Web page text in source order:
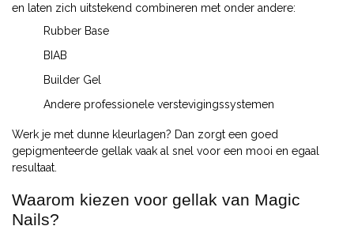
en laten zich uitstekend combineren met onder andere:
Rubber Base
BIAB
Builder Gel
Andere professionele verstevigingssystemen
Werk je met dunne kleurlagen? Dan zorgt een goed
gepigmenteerde gellak vaak al snel voor een mooi en egaal
resultaat.
Waarom kiezen voor gellak van Magic
Nails?